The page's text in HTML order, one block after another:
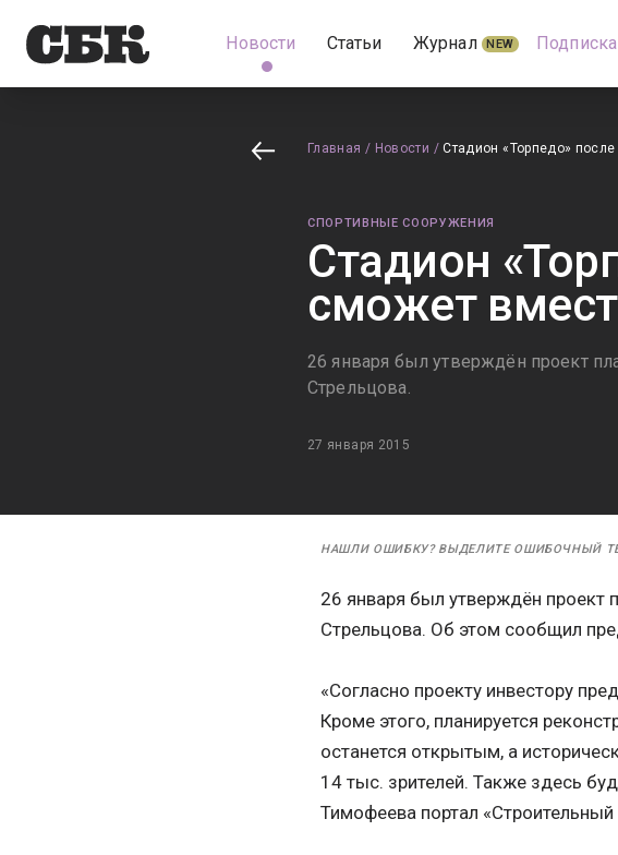
Новости Статьи Журнал NEW Подписка
Главная / Новости / Стадион «Торпедо»
СПОРТИВНЫЕ СООРУЖЕНИЯ
Стадион
сможет
26 января был утверждён проект
Стрельцова.
27 января 2015
НАШЛИ ОШИБКУ? ВЫДЕЛИТЕ ОШИБОЧНЫЙ
26 января был утверждён проект
Стрельцова. Об этом сообщил
«Согласно проекту инвестору
Кроме этого, планируется
останется открытым, а
14 тыс. зрителей. Также здесь
Тимофеева портал «Строительный